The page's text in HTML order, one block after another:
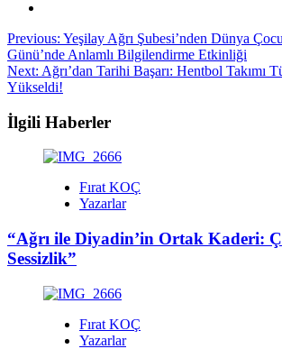
Post
navigation
Previous: Yeşilay Ağrı Şubesi’nden Dünya
Günü’nde Anlamlı Bilgilendirme Etkinliği
Next: Ağrı’dan Tarihi Başarı: Hentbol Takımı
Yükseldi!
İlgili Haberler
Fırat KOÇ
Yazarlar
“Ağrı ile Diyadin’in Ortak Kaderi:
Sessizlik”
Fırat KOÇ
Yazarlar